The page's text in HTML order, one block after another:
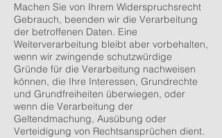
Machen Sie von Ihrem Widerspruchsrecht
Gebrauch, beenden wir die Verarbeitung
der betroffenen Daten. Eine
Weiterverarbeitung bleibt aber vorbehalten,
wenn wir zwingende schutzwürdige
Gründe für die Verarbeitung nachweisen
können, die Ihre Interessen, Grundrechte
und Grundfreiheiten überwiegen, oder
wenn die Verarbeitung der
Geltendmachung, Ausübung oder
Verteidigung von Rechtsansprüchen dient.